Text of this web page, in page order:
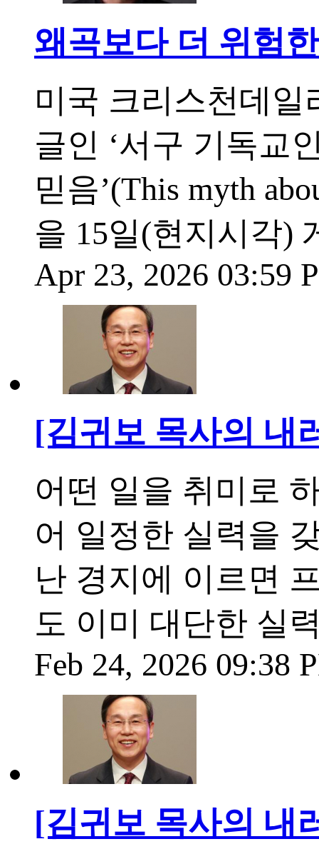
왜곡보다 더 위험
미국 크리스천데
글인 ‘서구 기독교
믿음’(This myth
을 15일(현지시각)
Apr 23, 2026 03:59
[김귀보 목사의 내
어떤 일을 취미로
어 일정한 실력을
난 경지에 이르면
도 이미 대단한 실
Feb 24, 2026 09:38
[김귀보 목사의 내